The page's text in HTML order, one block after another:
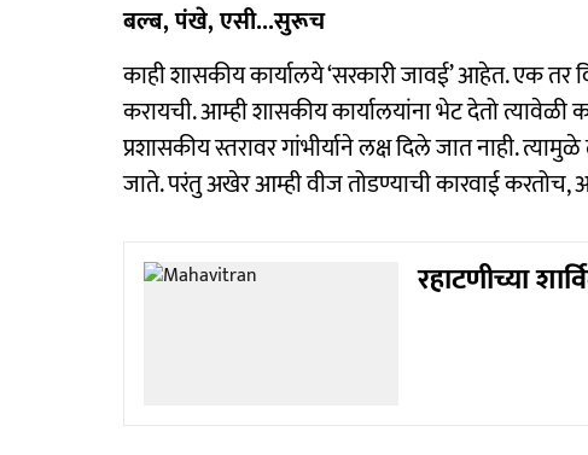
बल्ब, पंखे, एसी...सुरूच
काही शासकीय कार्यालये ‘सरकारी जावई’ आहेत. एक
करायची. आम्ही शासकीय कार्यालयांना भेट देतो
प्रशासकीय स्तरावर गांभीर्याने लक्ष दिले जात नाही.
जाते. परंतु अखेर आम्ही वीज तोडण्याची कारवाई करतोच,
रहाटणीच्या